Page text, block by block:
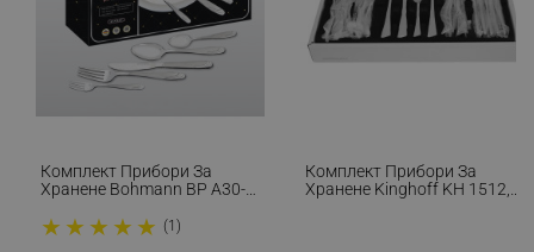
Комплект Прибори За
Хранене Bohmann BP A30-
★ ★ ★ ★ ★ (1)
Комплект Прибори За
Хранене Kinghoff KH 1512,